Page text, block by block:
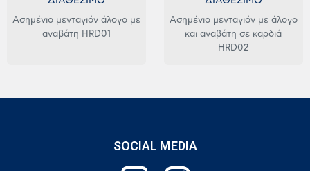
Ασημένιο μενταγιόν άλογο με
αναβάτη HRD01
Ασημένιο μενταγιόν με άλογο
και αναβάτη σε καρδιά
HRD02
SOCIAL MEDIA